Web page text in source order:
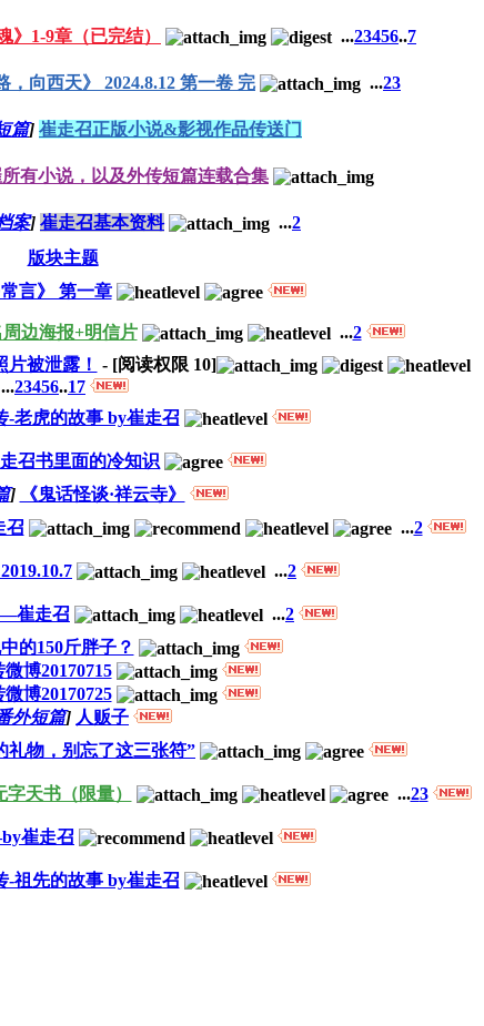
》1-9章（已完结） ...23456..7
，向西天》 2024.8.12 第一卷 完 ...23
篇] 崔走召正版小说&影视作品传送门
有小说，以及外传短篇连载合集
案] 崔走召基本资料 ...2
版块主题
常言》 第一章
周边海报+明信片 ...2
被泄露！ - [阅读权限 10]
...23456..17
-老虎的故事 by崔走召
召书里面的冷知识
] 《鬼话怪谈·祥云寺》
召 ...2
...2
崔走召 ...2
的150斤胖子？
微博20170715
微博20170725
外短篇] 人贩子
礼物，别忘了这三张符”
天书（限量） ...23
崔走召
-祖先的故事 by崔走召